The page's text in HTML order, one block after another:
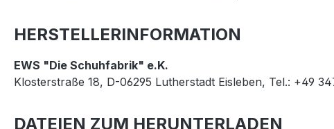
HERSTELLERINFORMATION
EWS "Die Schuhfabrik" e.K.
Klosterstraße 18, D-06295 Lutherstadt Eisleben, Tel.: +49
DATEIEN ZUM HERUNTERLADEN